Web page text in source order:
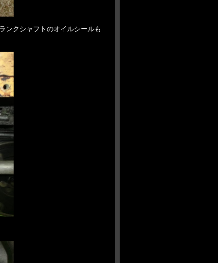
ンクシャフトのオイルシールも